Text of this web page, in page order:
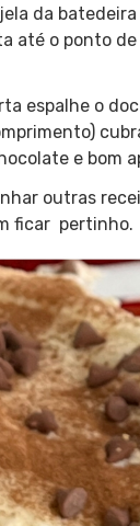
da
até o ponto
espalhe o
e bom
outras
ficar pertinho.